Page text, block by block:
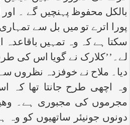
بالکل محفوظ پہنچیں گے ۔ اور
پورا اترے تو میں بل سے
سکتا ہے کہ وہ تمہیں
لے۔’’کلارک نے گویا اس کی
دیا۔ ملاح نے خوفزدہ نظروں
وہ اچھی طرح جانتا تھا کہ
مجرموں کی مجبوری ہے۔
دونوں جونیئر ساتھیوں کو